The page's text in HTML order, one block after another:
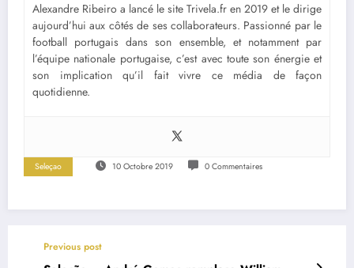
Alexandre Ribeiro a lancé le site Trivela.fr en 2019 et le dirige
aujourd’hui aux côtés de ses collaborateurs. Passionné par le
football portugais dans son ensemble, et notamment par
l’équipe nationale portugaise, c’est avec toute son énergie et
son implication qu’il fait vivre ce média de façon
quotidienne.
Seleçao 10 Octobre 2019 0 Commentaires
Previous post